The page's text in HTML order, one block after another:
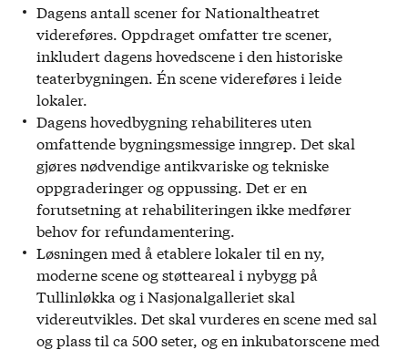
Dagens antall scener for Nationaltheatret
videreføres. Oppdraget omfatter tre scener,
inkludert dagens hovedscene i den historiske
teaterbygningen. Én scene videreføres i leide
lokaler.
Dagens hovedbygning rehabiliteres uten
omfattende bygningsmessige inngrep. Det skal
gjøres nødvendige antikvariske og tekniske
oppgraderinger og oppussing. Det er en
forutsetning at rehabiliteringen ikke medfører
behov for refundamentering.
Løsningen med å etablere lokaler til en ny,
moderne scene og støtteareal i nybygg på
Tullinløkka og i Nasjonalgalleriet skal
videreutvikles. Det skal vurderes en scene med sal
og plass til ca 500 seter, og en inkubatorscene med